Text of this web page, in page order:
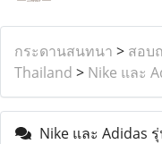
กระดานสนทนา > สอบ
Thailand > Nike และ
Nike และ Adidas